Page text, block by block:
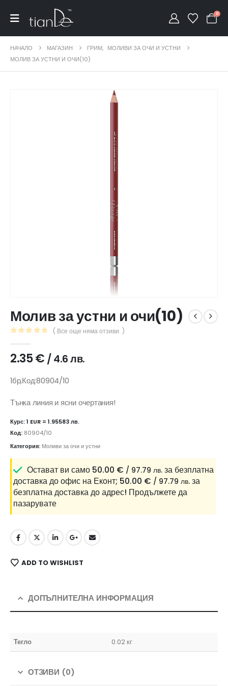
0
НАЧАЛО МАГАЗИН ГРИМ, МОЛИВИ ЗА ОЧИ И УСТНИ
МОЛИВ ЗА УСТНИ И ОЧИ(10)
Молив за устни и очи(10)
( Все още няма отзиви. )
2.35€ / 4.6 лв.
1бр,Код:80904/10
Тънка линия и ясни очертания!
Курс: 1 EUR = 1.95583 лв.
Код: 80904/10
Категория: Моливи за очи и устни
Остават ви само 50.00 € / 97.79 лв. за безплатна
доставка до офис на Еконт; 50.00 € / 97.79 лв. за
безплатна доставка до адрес! Продължете да
пазарувате
ADD TO WISHLIST
ДОПЪЛНИТЕЛНА ИНФОРМАЦИЯ
Тегло 0.02 кг
ОТЗИВИ (0)